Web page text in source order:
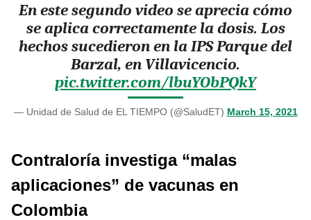
En este segundo video se aprecia cómo
se aplica correctamente la dosis. Los
hechos sucedieron en la IPS Parque del
Barzal, en Villavicencio.
pic.twitter.com/lbuYObPQkY
— Unidad de Salud de EL TIEMPO (@SaludET) March 15, 2021
Contraloría investiga “malas
aplicaciones” de vacunas en
Colombia